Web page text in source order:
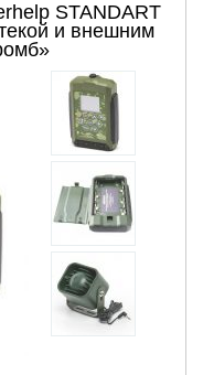
STANDART
и внешним